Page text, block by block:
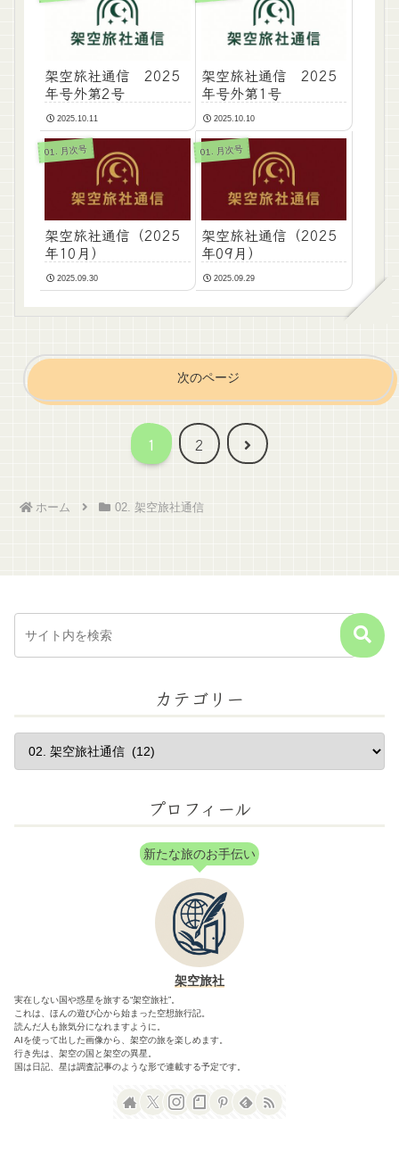
架空旅社通信 2025
年号外第2号
2025.10.11
架空旅社通信 2025
年号外第1号
2025.10.10
01. 月次号
架空旅社通信（2025
年10月）
2025.09.30
01. 月次号
架空旅社通信（2025
年09月）
2025.09.29
次のページ
1 2
次
ホーム 02. 架空旅社通信
カテゴリー
プロフィール
新たな旅のお手伝い
架空旅社
実在しない国や惑星を旅する“架空旅社”。
これは、ほんの遊び心から始まった空想旅行記。
読んだ人も旅気分になれますように。
AIを使って出した画像から、架空の旅を楽しめます。
行き先は、架空の国と架空の異星。
国は日記、星は調査記事のような形で連載する予定です。